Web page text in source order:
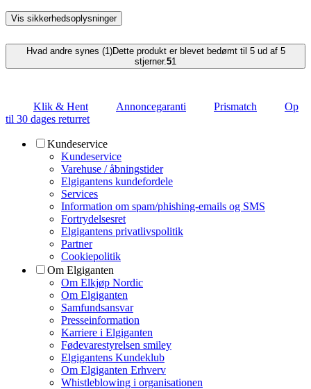
Vis sikkerhedsoplysninger
Hvad andre synes (1)Dette produkt er blevet bedømt til 5 ud af 5
stjerner.51
Klik & Hent Annoncegaranti Prismatch
Op
til 30 dages returret
Kundeservice
Kundeservice
Varehuse / åbningstider
Elgigantens kundefordele
Services
Information om spam/phishing-emails og SMS
Fortrydelsesret
Elgigantens privatlivspolitik
Partner
Cookiepolitik
Om Elgiganten
Om Elkjøp Nordic
Om Elgiganten
Samfundsansvar
Presseinformation
Karriere i Elgiganten
Fødevarestyrelsen smiley
Elgigantens Kundeklub
Om Elgiganten Erhverv
Whistleblowing i organisationen